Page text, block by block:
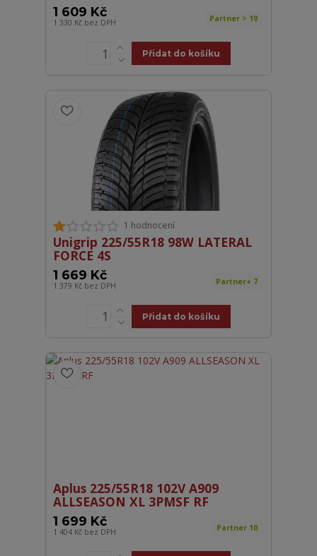
1 609 Kč
1 330 Kč bez DPH Partner > 10
Přidat do košíku
1 hodnocení
Unigrip 225/55R18 98W LATERAL
FORCE 4S
1 669 Kč
1 379 Kč bez DPH Partner+ 7
Přidat do košíku
Aplus 225/55R18 102V A909
ALLSEASON XL 3PMSF RF
1 699 Kč
1 404 Kč bez DPH Partner 10